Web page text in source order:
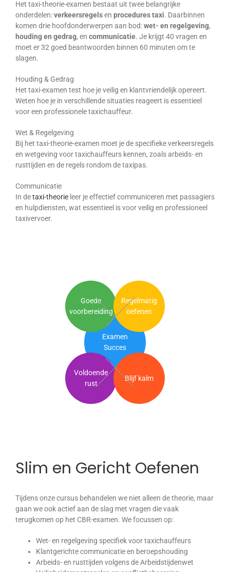
Het taxi-theorie-examen bestaat uit twee belangrijke
onderdelen:verkeersregelsen procedures taxi. Daarbinnen
komen drie hoofdonderwerpen aan bod:wet- en regelgeving,
houding en gedrag, en communicatie. Je krijgt 40 vragen en
moet er 32 goed beantwoorden binnen 60 minuten om te
slagen.
Houding & Gedrag
Het taxi-examen test hoe je veilig en klantvriendelijk opereert.
Weten hoe je in verschillende situaties reageert is essentieel
voor een professionele taxichauffeur.
Wet & Regelgeving
Bij het taxi-theorie-examen moet je de specifieke verkeersregels
en wetgeving voor taxichauffeurs kennen, zoals arbeids- en
rusttijden en de regels rondom de taxipas.
Communicatie
In detaxi-theorie leer je effectief communiceren met passagiers
en hulpdiensten, wat essentieel is voor veilig en professioneel
taxivervoer.
Examen
Succes
Goede
voorbereiding
Regelmatig
oefenen
Voldoende
rust
Blijf kalm
Slim en Gericht Oefenen
Tijdens onze cursus behandelen we niet alleen de theorie, maar
gaan we ook actief aan de slag met vragen die vaak
terugkomen op het CBR-examen. We focussen op:
Wet- en regelgeving specifiek voor taxichauffeurs
Klantgerichte communicatie en beroepshouding
Arbeids- en rusttijden volgens de Arbeidstijdenwet